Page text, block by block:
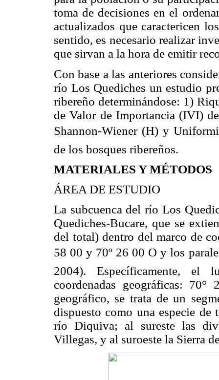
toma de decisiones en el
actualizados que caractericen
sentido, es necesario realizar
que sirvan a la hora de emitir
Con base a las anteriores
río Los Quediches un estudio
ribereño determinándose: 1)
de Valor de Importancia (IVI)
Shannon-Wiener (H) y
de los bosques ribereños.
MATERIALES Y MÉTODOS
ÁREA DE ESTUDIO
La subcuenca del río Los
Quediches-Bucare, que se
del total) dentro del marco de
58 00 y 70º 26 00 O y los
2004). Específicamente, el
coordenadas geográficas:
geográfico, se trata de un
dispuesto como una especie
río Diquiva; al sureste las
Villegas, y al suroeste la Sierra